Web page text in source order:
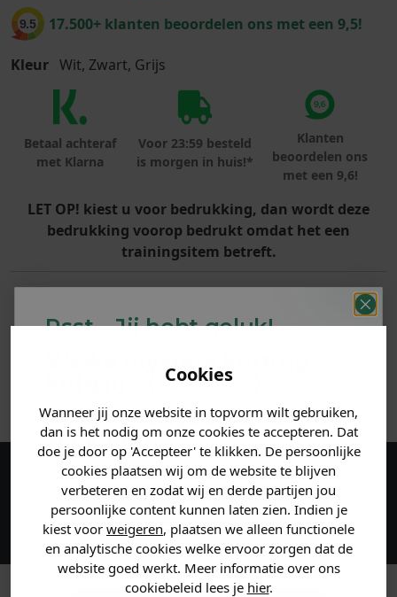
Cookies
Wanneer jij onze website in topvorm wilt gebruiken,
dan is het nodig om onze cookies te accepteren. Dat
doe je door op 'Accepteer' te klikken. De persoonlijke
cookies plaatsen wij om de website te blijven
verbeteren en zodat wij en derde partijen jou
persoonlijke content kunnen laten zien. Indien je
kiest voor weigeren, plaatsen we alleen functionele
en analytische cookies welke ervoor zorgen dat de
website goed werkt. Meer informatie over ons
cookiebeleid lees je hier.
9.5 17.500+ klanten beoordelen ons met een 9,5!
Kleur Wit, Zwart, Grijs
Betaal achteraf
met Klarna
Voor 23:59 besteld
is morgen in huis!*
Klanten
beoordelen ons
met een 9,6!
LET OP! kiest u voor bedrukking, dan wordt deze
bedrukking voorop bedrukt omdat het een
trainingsitem betreft.
Maak een account aan en ontvang 5%
korting op je eerste bestelling!
Psst... Jij hebt geluk!
Welke mystery
krijg jij? (Tot-30%
Vertel ons waar je naar op
zoek bent. 👇
Heren kleding
Dames kleding